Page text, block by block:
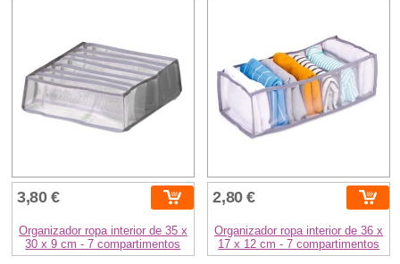
3,80 €
Organizador ropa interior de 35 x
30 x 9 cm - 7 compartimentos
2,80 €
Organizador ropa interior de 36 x
17 x 12 cm - 7 compartimentos